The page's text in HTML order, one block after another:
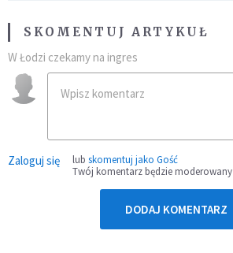
SKOMENTUJ ARTYKUŁ
W Łodzi czekamy na ingres
Zaloguj się lub skomentuj jako Gość
Twój komentarz będzie moderowany
DODAJ KOMENTARZ